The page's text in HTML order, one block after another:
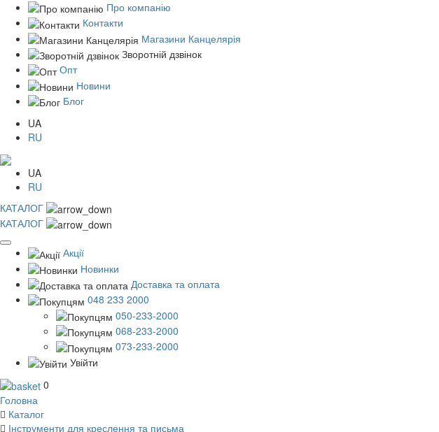
Про компанію
Контакти
Магазини Канцелярія
Зворотній дзвінок
Опт
Новини
Блог
UA
RU
UA
RU
КАТАЛОГ
КАТАЛОГ
Акції
Новинки
Доставка та оплата
048 233 2000
050-233-2000
068-233-2000
073-233-2000
Увійти
0
Головна
Каталог
Інструменти для креслення та письма